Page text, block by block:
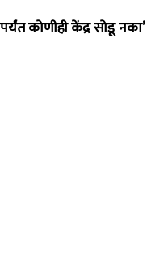
कोणीही केंद्र सोडू